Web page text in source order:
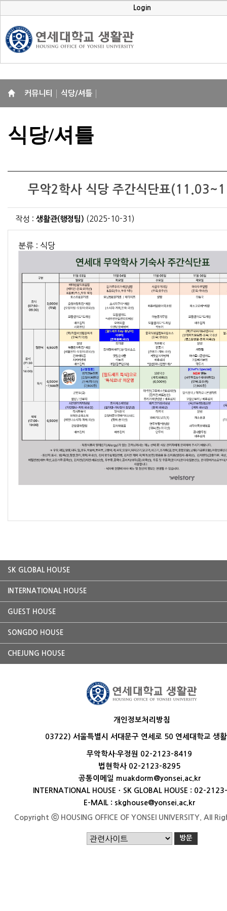
Login
커뮤니티 식당/셔틀
식당/셔틀
무악2학사 식당 주간식단표
작성 : 생활관(행정팀) (2025-10-31)
분류 : 식당
SK GLOBAL HOUSE
INTERNATIONAL HOUSE
GUEST HOUSE
SONGDO HOUSE
CHEJUNG HOUSE
개인정보처리방침
03722) 서울특별시 서대문구 연세로 50 연세대학교 생
무악학사·우정원 02-2123-8419
법현학사 02-2123-8295
공통이메일 muakdorm@yonsei.ac.kr
INTERNATIONAL HOUSEㆍSK GLOBAL HOUSE : 02-
E-MAIL : skghouse@yonsei.ac.kr
Copyright ⓒ HOUSING OFFICE OF YONSEI UNIVERSITY. All